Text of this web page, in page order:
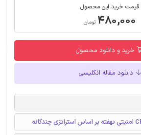
قیمت خرید این محصول
۴۸۰,۰۰۰ تومان
خرید و دانلود محصول
دانلود مقاله انگلیسی